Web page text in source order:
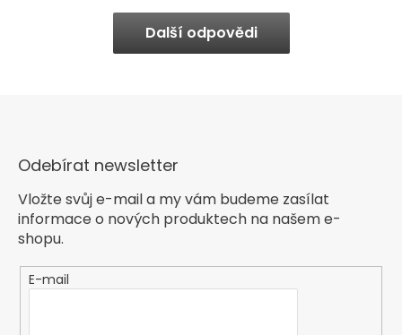
Další odpovědi
Odebírat newsletter
Vložte svůj e-mail a my vám budeme zasílat
informace o nových produktech na našem e-
shopu.
E-mail